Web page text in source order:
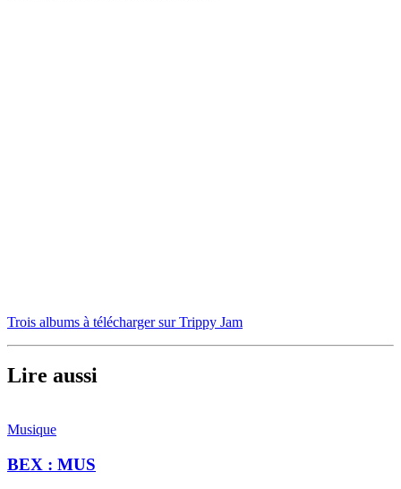
Trois albums à télécharger sur Trippy Jam
Lire aussi
Musique
BEX : MUS